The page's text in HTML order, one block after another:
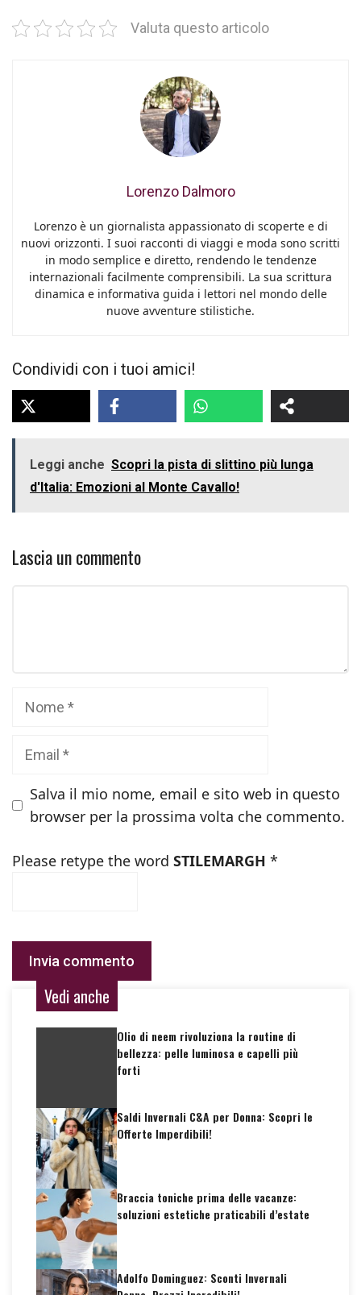
Valuta questo articolo
Lorenzo Dalmoro
Lorenzo è un giornalista appassionato di scoperte e di
nuovi orizzonti. I suoi racconti di viaggi e moda sono scritti
in modo semplice e diretto, rendendo le tendenze
internazionali facilmente comprensibili. La sua scrittura
dinamica e informativa guida i lettori nel mondo delle
nuove avventure stilistiche.
Condividi con i tuoi amici!
Leggi anche Scopri la pista di slittino più lunga
d'Italia: Emozioni al Monte Cavallo!
Lascia un commento
Salva il mio nome, email e sito web in questo
browser per la prossima volta che commento.
Please retype the word STILEMARGH *
Vedi anche
Olio di neem rivoluziona la routine di
bellezza: pelle luminosa e capelli più
forti
Saldi Invernali C&A per Donna: Scopri le
Offerte Imperdibili!
Braccia toniche prima delle vacanze:
soluzioni estetiche praticabili d’estate
Adolfo Dominguez: Sconti Invernali